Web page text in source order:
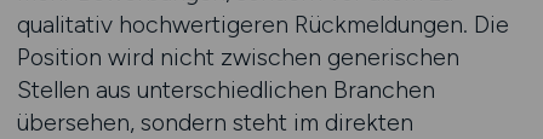
qualitativ hochwertigeren Rückmeldungen. Die
Position wird nicht zwischen generischen
Stellen aus unterschiedlichen Branchen
übersehen, sondern steht im direkten